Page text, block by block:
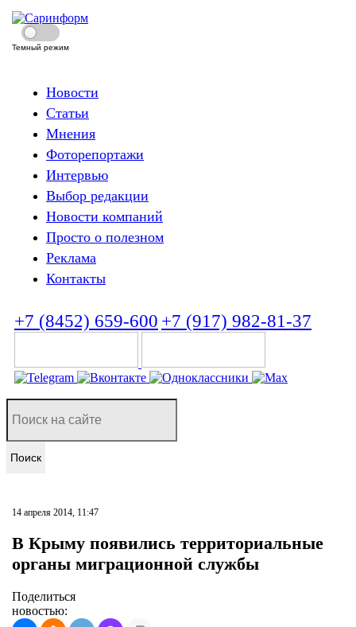
Темный режим
Новости
Статьи
Мнения
Фоторепортажи
Интервью
Выбор редакции
Новости компаний
Просто о полезном
Реклама
Контакты
+7 (8452) 659-600 +7 (917) 982-81-37
Поиск
14 апреля 2014, 11:47
В Крыму появились территориальные
органы миграционной службы
Поделиться
новостью: